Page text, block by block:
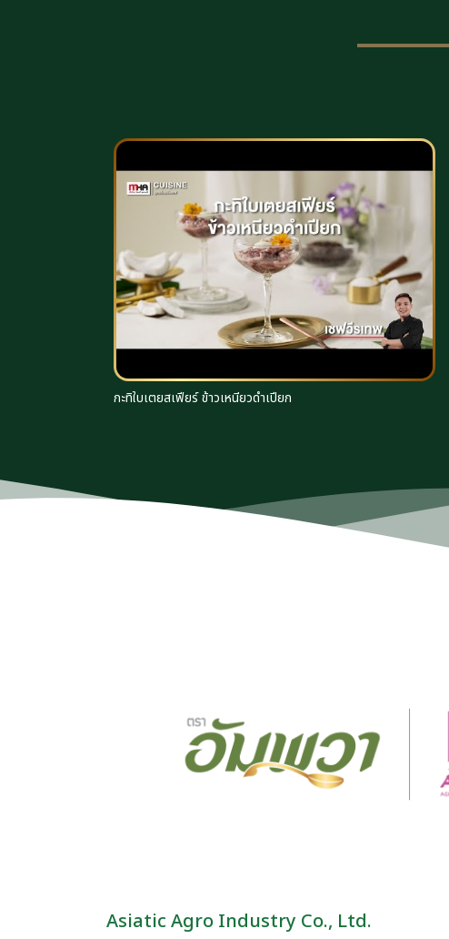
กะทิใบเตยสเฟียร์ ข้าวเหนียวดำเปียก
Asiatic Agro Industry Co., Ltd.